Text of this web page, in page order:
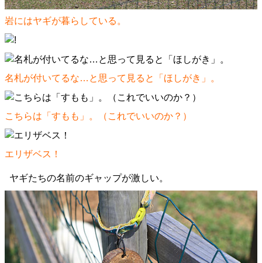
岩にはヤギが暮らしている。
名札が付いてるな…と思って見ると「ほしがき」。
こちらは「すもも」。（これでいいのか？）
エリザベス！
ヤギたちの名前のギャップが激しい。